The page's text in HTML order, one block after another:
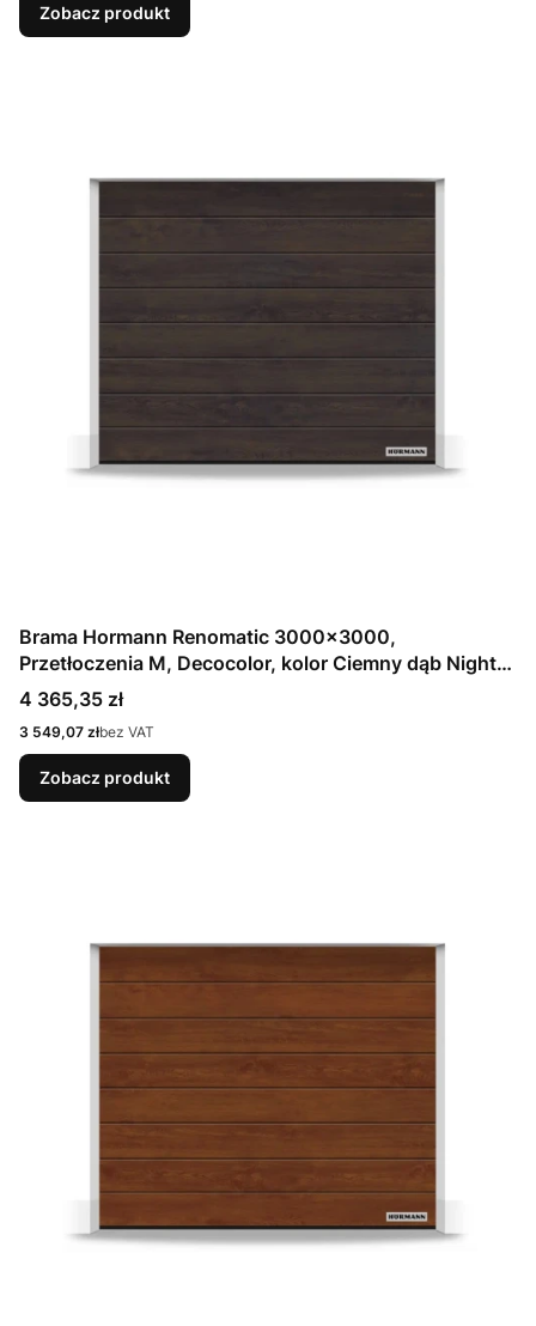
Zobacz produkt
Brama Hormann Renomatic 3000x3000,
Przetłoczenia M, Decocolor, kolor Ciemny dąb Night
Oak + Prowadzenie N
Cena
4 365,35 zł
Cena
3 549,07 złbez VAT
Zobacz produkt